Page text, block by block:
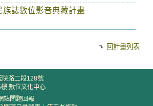
族誌數位影音典藏計畫
回計畫列表
院路二段128號
數位文化中心
站問題回報